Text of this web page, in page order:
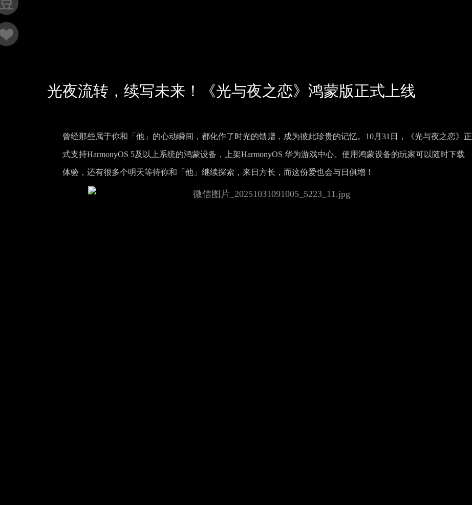
光夜流转，续写未来！《光与夜之恋》鸿蒙版正式上线
曾经那些属于你和「他」的心动瞬间，都化作了时光的馈赠，成为彼此珍贵的记忆。10月31日，《光与夜之恋》正
式支持HarmonyOS 5及以上系统的鸿蒙设备，上架HarmonyOS 华为游戏中心。使用鸿蒙设备的玩家可以随时下载
体验，还有很多个明天等待你和「他」继续探索，来日方长，而这份爱也会与日俱增！